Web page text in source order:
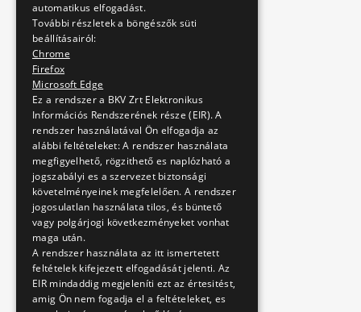
automatikus elfogadást.
További részletek a böngészők süti
beállításairól:
Chrome
Firefox
Microsoft Edge
Ez a rendszer a BKV Zrt Elektronikus
Információs Rendszerének része (EIR). A
rendszer használatával Ön elfogadja az
alábbi feltételeket: A rendszer használata
megfigyelhető, rögzithető es naplózható a
jogszabályi es a szervezet biztonsági
követelményeinek megfelelően. A rendszer
jogosulatlan használata tilos, és büntető
vagy polgárjogi következményeket vonhat
maga után.
A rendszer használata az itt ismertetett
feltételek kifejezett elfogadását jelenti. Az
EIR mindaddig megjeleníti ezt az értesitést,
amig Ön nem fogadja el a feltételeket, es